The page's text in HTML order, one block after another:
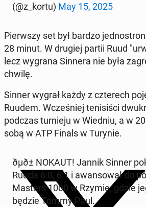
(@z_kortu) May 15, 2025
Pierw­szy set był bardzo
28 minut. W drugiej partii Ruud
lecz wygrana Sinnera nie była
chwilę.
Sinner wygrał każdy z czte­rech
Ruudem. Wcze­śniej te­ni­si­ści
podczas tur­nie­ju w Wiedniu, a w
sobą w ATP Finals w Turynie.
ðµð± NOKAUT! Jannik Sinner
Ruuda 6:0, 6:1 i awan­so­wał do
Masters 1000 w Rzymie, gdzie
będzie Tommy Paul.